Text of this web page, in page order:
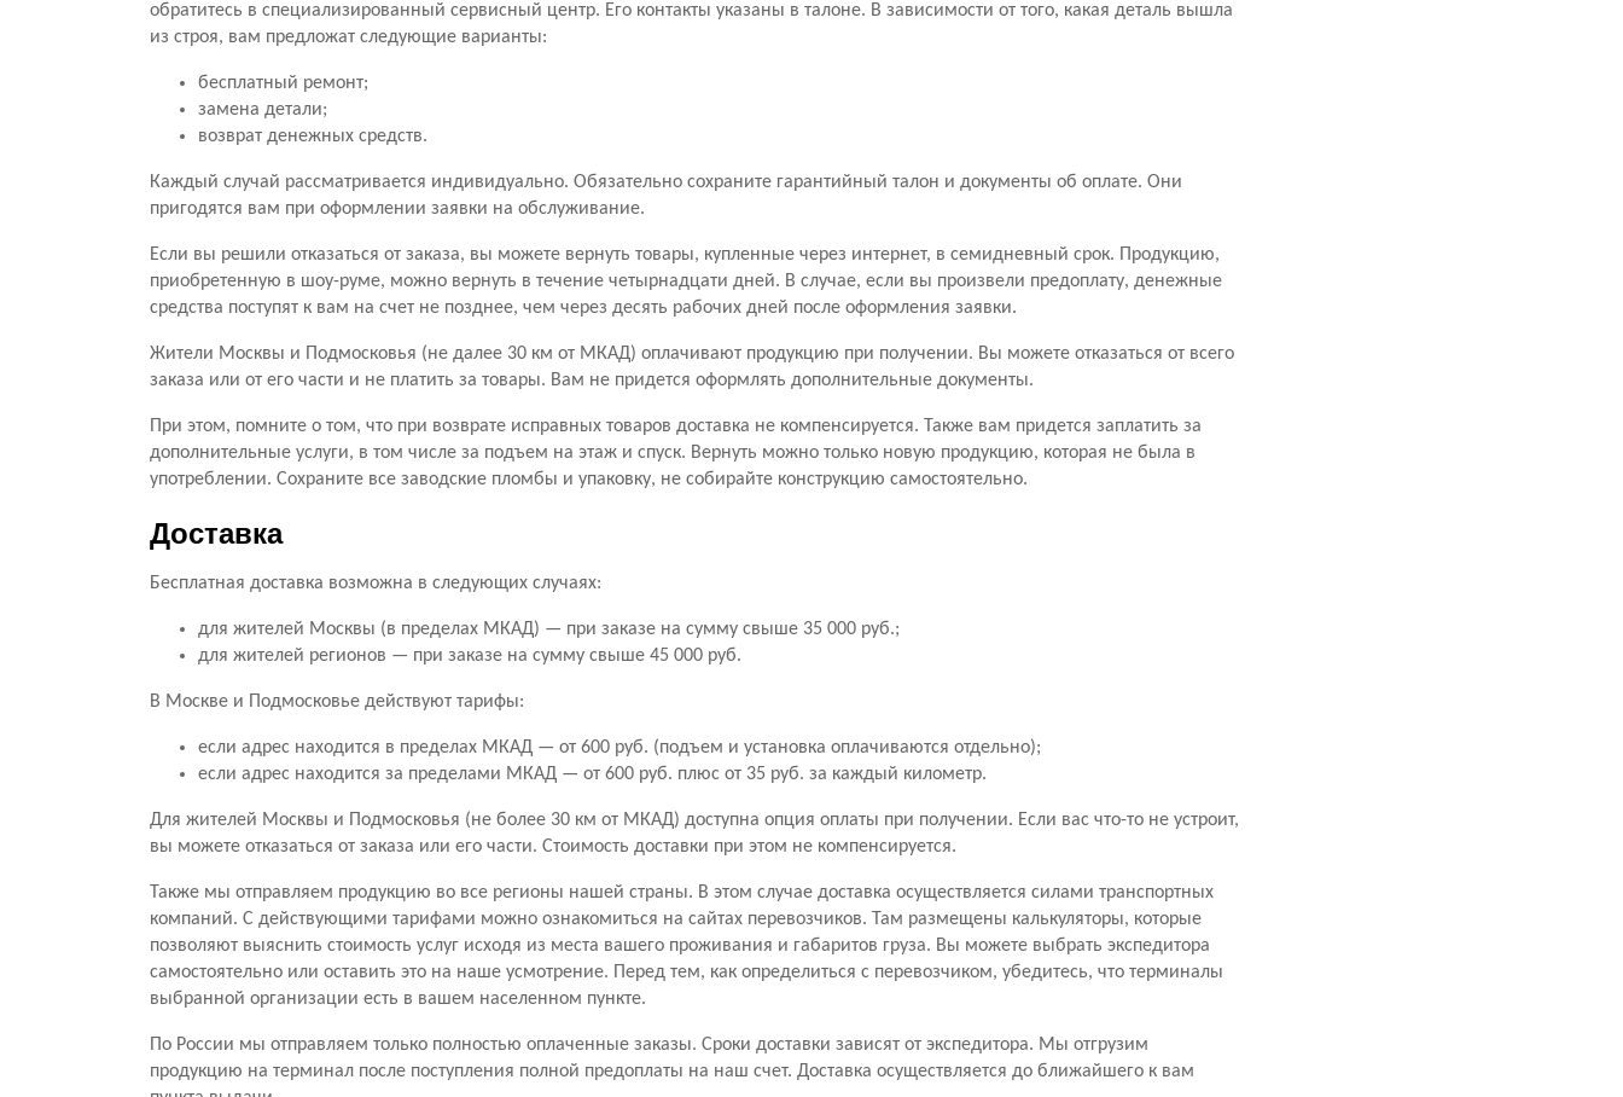
обратитесь в специализированный сервисный центр. Его контакты указаны в талоне. В зависимости от того, какая деталь вышла
из строя, вам предложат следующие варианты:
бесплатный ремонт;
замена детали;
возврат денежных средств.
Каждый случай рассматривается индивидуально. Обязательно сохраните гарантийный талон и документы об оплате. Они
пригодятся вам при оформлении заявки на обслуживание.
Если вы решили отказаться от заказа, вы можете вернуть товары, купленные через интернет, в семидневный срок. Продукцию,
приобретенную в шоу-руме, можно вернуть в течение четырнадцати дней. В случае, если вы произвели предоплату, денежные
средства поступят к вам на счет не позднее, чем через десять рабочих дней после оформления заявки.
Жители Москвы и Подмосковья (не далее 30 км от МКАД) оплачивают продукцию при получении. Вы можете отказаться от всего
заказа или от его части и не платить за товары. Вам не придется оформлять дополнительные документы.
При этом, помните о том, что при возврате исправных товаров доставка не компенсируется. Также вам придется заплатить за
дополнительные услуги, в том числе за подъем на этаж и спуск. Вернуть можно только новую продукцию, которая не была в
употреблении. Сохраните все заводские пломбы и упаковку, не собирайте конструкцию самостоятельно.
Доставка
Бесплатная доставка возможна в следующих случаях:
для жителей Москвы (в пределах МКАД) — при заказе на сумму свыше 35 000 руб.;
для жителей регионов — при заказе на сумму свыше 45 000 руб.
В Москве и Подмосковье действуют тарифы:
если адрес находится в пределах МКАД — от 600 руб. (подъем и установка оплачиваются отдельно);
если адрес находится за пределами МКАД — от 600 руб. плюс от 35 руб. за каждый километр.
Для жителей Москвы и Подмосковья (не более 30 км от МКАД) доступна опция оплаты при получении. Если вас что-то не устроит,
вы можете отказаться от заказа или его части. Стоимость доставки при этом не компенсируется.
Также мы отправляем продукцию во все регионы нашей страны. В этом случае доставка осуществляется силами транспортных
компаний. С действующими тарифами можно ознакомиться на сайтах перевозчиков. Там размещены калькуляторы, которые
позволяют выяснить стоимость услуг исходя из места вашего проживания и габаритов груза. Вы можете выбрать экспедитора
самостоятельно или оставить это на наше усмотрение. Перед тем, как определиться с перевозчиком, убедитесь, что терминалы
выбранной организации есть в вашем населенном пункте.
По России мы отправляем только полностью оплаченные заказы. Сроки доставки зависят от экспедитора. Мы отгрузим
продукцию на терминал после поступления полной предоплаты на наш счет. Доставка осуществляется до ближайшего к вам